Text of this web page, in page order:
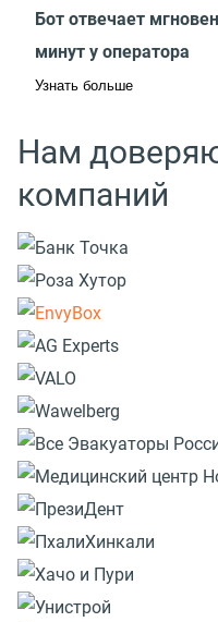
Бот отвечает
минут у оператора
Узнать больше
Нам
компаний